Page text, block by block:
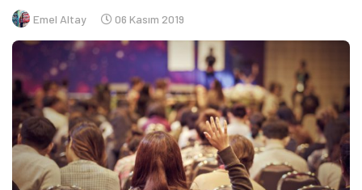
Emel Altay 06 Kasım 2019